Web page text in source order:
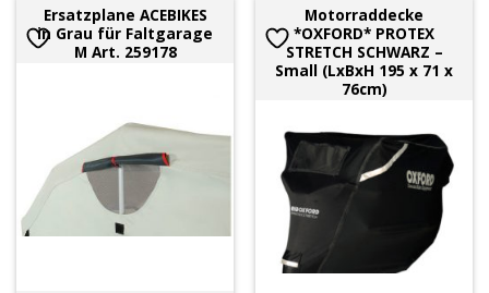
Ersatzplane ACEBIKES
in Grau für Faltgarage
M Art. 259178
Motorraddecke
*OXFORD* PROTEX
STRETCH SCHWARZ –
Small (LxBxH 195 x 71 x
76cm)